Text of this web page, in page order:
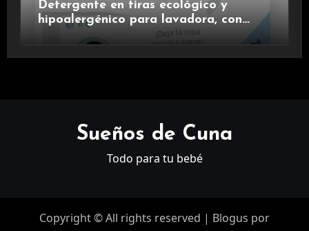
Detergente en tiras ecológico y
hipoalergénico para lavadora, con
suavizante incluido y fragancia de
lavanda.
Sueños de Cuna
Todo para tu bebé
Copyright © All rights reserved | Blogus por